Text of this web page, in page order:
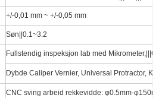
+/-0,01 mm ~ +/-0,05 mm
Søn||0.1~3.2
Fullstendig inspeksjon lab med
Dybde Caliper Vernier, Universal Protractor,
CNC sving arbeid rekkevidde: φ0.5mm-